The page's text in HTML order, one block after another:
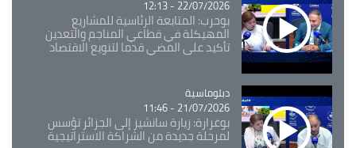
22/07/2026 - 12:13
بوحرب: المتابعة الرئاسية للمشاريع
المهيكلة في قطاعي المناجم والتعدين
تأكيد على المضي قدما لتنويع الاقتصاد
Catégorie
دبلوماسية
21/07/2026 - 11:46
بوغرارة: زيارة سانشيز إلى الجزائر تؤسس
لمرحلة جديدة من الشراكة الاستراتيجية